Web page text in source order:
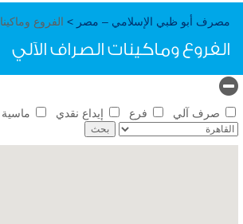
مصرف أبو ظبي الإسلامي – مصر > الفروع
الفروع وماكينات الصراف الآلي
صرف آلي فرع إيداع نقدي ماسية